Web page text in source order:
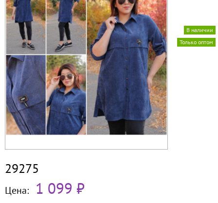
Только оптом
В наличии
29275
Цена: 1 099 ₽